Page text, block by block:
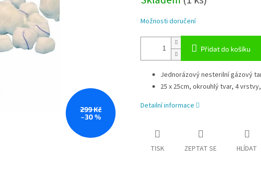
299 Kč
–30 %
Možnosti doručení
Přidat do košíku
Jednorázový nesterilní gázový
25 x 25cm, okrouhlý tvar, 4
Detailní informace
TISK ZEPTAT SE HLÍDAT